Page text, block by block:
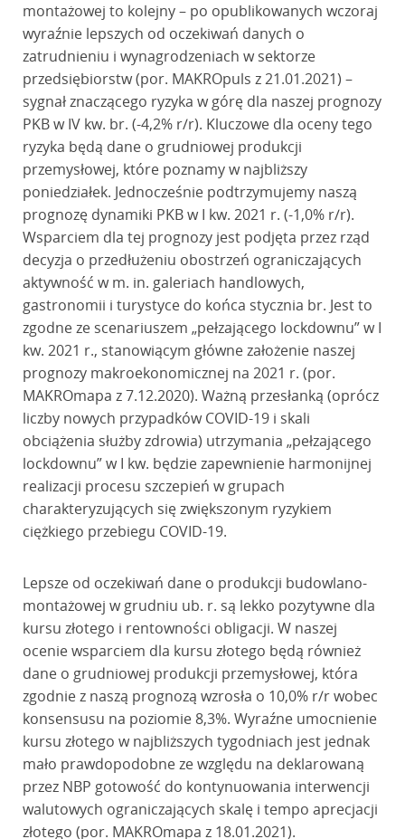
montażowej to kolejny – po opublikowanych wczoraj
wyraźnie lepszych od oczekiwań danych o
zatrudnieniu i wynagrodzeniach w sektorze
przedsiębiorstw (por. MAKROpuls z 21.01.2021) –
sygnał znaczącego ryzyka w górę dla naszej prognozy
PKB w IV kw. br. (-4,2% r/r). Kluczowe dla oceny tego
ryzyka będą dane o grudniowej produkcji
przemysłowej, które poznamy w najbliższy
poniedziałek. Jednocześnie podtrzymujemy naszą
prognozę dynamiki PKB w I kw. 2021 r. (-1,0% r/r).
Wsparciem dla tej prognozy jest podjęta przez rząd
decyzja o przedłużeniu obostrzeń ograniczających
aktywność w m. in. galeriach handlowych,
gastronomii i turystyce do końca stycznia br. Jest to
zgodne ze scenariuszem „pełzającego lockdownu” w I
kw. 2021 r., stanowiącym główne założenie naszej
prognozy makroekonomicznej na 2021 r. (por.
MAKROmapa z 7.12.2020). Ważną przesłanką (oprócz
liczby nowych przypadków COVID-19 i skali
obciążenia służby zdrowia) utrzymania „pełzającego
lockdownu” w I kw. będzie zapewnienie harmonijnej
realizacji procesu szczepień w grupach
charakteryzujących się zwiększonym ryzykiem
ciężkiego przebiegu COVID-19.
Lepsze od oczekiwań dane o produkcji budowlano-
montażowej w grudniu ub. r. są lekko pozytywne dla
kursu złotego i rentowności obligacji. W naszej
ocenie wsparciem dla kursu złotego będą również
dane o grudniowej produkcji przemysłowej, która
zgodnie z naszą prognozą wzrosła o 10,0% r/r wobec
konsensusu na poziomie 8,3%. Wyraźne umocnienie
kursu złotego w najbliższych tygodniach jest jednak
mało prawdopodobne ze względu na deklarowaną
przez NBP gotowość do kontynuowania interwencji
walutowych ograniczających skalę i tempo aprecjacji
złotego (por. MAKROmapa z 18.01.2021).